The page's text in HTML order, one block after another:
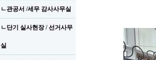
ㄴ관공서 /세무 감사사무실
ㄴ단기 실사현장 / 선거사무
실